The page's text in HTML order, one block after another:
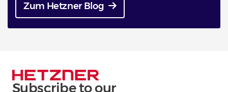
anspruchsvolle KI-Workloads vor
Zum Hetzner Blog
Subscribe to our